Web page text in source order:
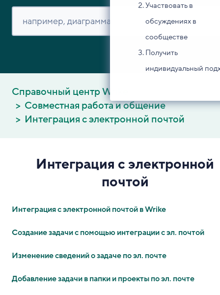
Участвовать в
обсуждениях в
сообществе
Получить
индивидуальный
Справочный центр Wrike
Совместная работа и общение
Интеграция с электронной почтой
Интеграция с электронной
почтой
Интеграция с электронной почтой в Wrike
Создание задачи с помощью интеграции с эл. почтой
Изменение сведений о задаче по эл. почте
Добавление задачи в папки и проекты по эл. почте